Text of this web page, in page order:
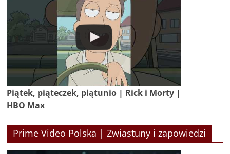
Piątek, piąteczek, piątunio | Rick i Morty |
HBO Max
Prime Video Polska | Zwiastuny i zapowiedzi